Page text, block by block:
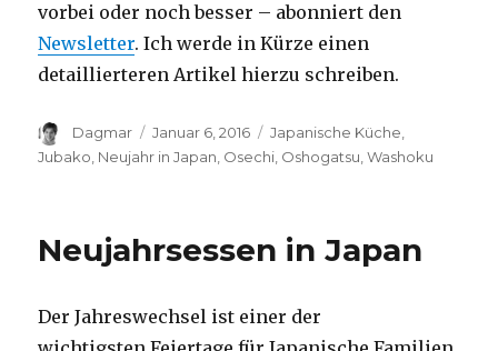
vorbei oder noch besser – abonniert den
Newsletter. Ich werde in Kürze einen
detaillierteren Artikel hierzu schreiben.
Autor
Dagmar
Veröffentlicht
am
Januar 6, 2016 Schlagwörter
Japanische Küche,
Jubako Neujahr in Japan Osechi Oshogatsu ,Washoku
Neujahrsessen in Japan
Der Jahreswechsel ist einer der